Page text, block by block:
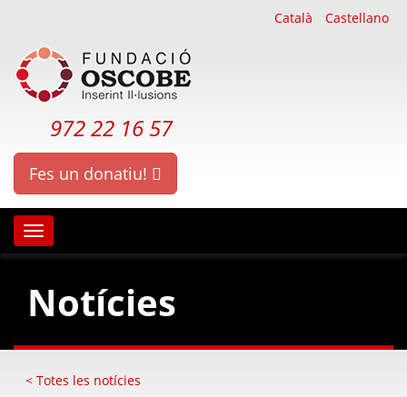
Català Castellano
972 22 16 57
Fes un donatiu!
Oscobe
Notícies
< Totes les notícies